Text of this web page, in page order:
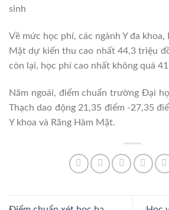
sinh
Về mức học phí, các ngành Y đa khoa,
Mặt dự kiến thu cao nhất 44,3 triệu
còn lại, học phí cao nhất không quá
Năm ngoái, điểm chuẩn trường Đại
Thạch dao động 21,35 điểm -27,35
Y khoa và Răng Hàm Mặt.